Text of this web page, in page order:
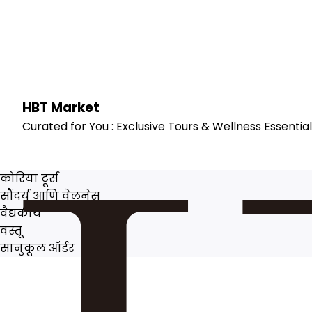
HBT Market
Curated for You : Exclusive Tours & Wellness
कोरिया टूर्स
सौंदर्य आणि वेलनेस
वैद्यकीय
वस्तू
सानुकूल ऑर्डर